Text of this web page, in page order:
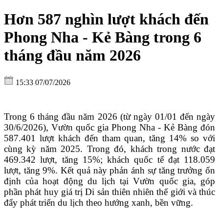
Hơn 587 nghìn lượt khách đến
Phong Nha - Kẻ Bàng trong 6
tháng đầu năm 2026
15:33 07/07/2026
Trong 6 tháng đầu năm 2026 (từ ngày 01/01 đến ngày
30/6/2026), Vườn quốc gia Phong Nha - Kẻ Bàng đón
587.401 lượt khách đến tham quan, tăng 14% so với
cùng kỳ năm 2025. Trong đó, khách trong nước đạt
469.342 lượt, tăng 15%; khách quốc tế đạt 118.059
lượt, tăng 9%. Kết quả này phản ánh sự tăng trưởng ổn
định của hoạt động du lịch tại Vườn quốc gia, góp
phần phát huy giá trị Di sản thiên nhiên thế giới và thúc
đẩy phát triển du lịch theo hướng xanh, bền vững.